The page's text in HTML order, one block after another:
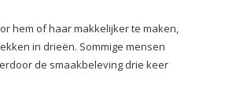
hem of haar makkelijker te maken,
in drieën. Sommige mensen
de smaakbeleving drie keer